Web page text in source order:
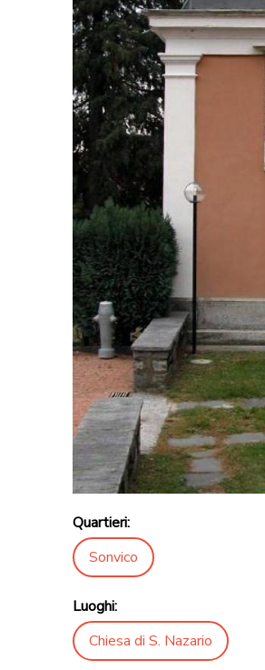
Quartieri:
Sonvico
Luoghi:
Chiesa di S. Nazario